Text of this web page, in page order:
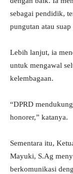
sebagai pendidik,
pungutan atau
Lebih lanjut, ia
untuk mengawal
kelembagaan.
“DPRD
honorer,” katanya.
Sementara itu,
Mayuki, S.Ag
berkomunikasi